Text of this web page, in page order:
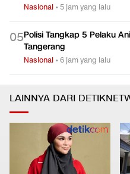
Nasional • 5 jam yang lalu
05Polisi Tangkap 5 Pelaku
Tangerang
Nasional •6 jam yang lalu
LAINNYA DARI